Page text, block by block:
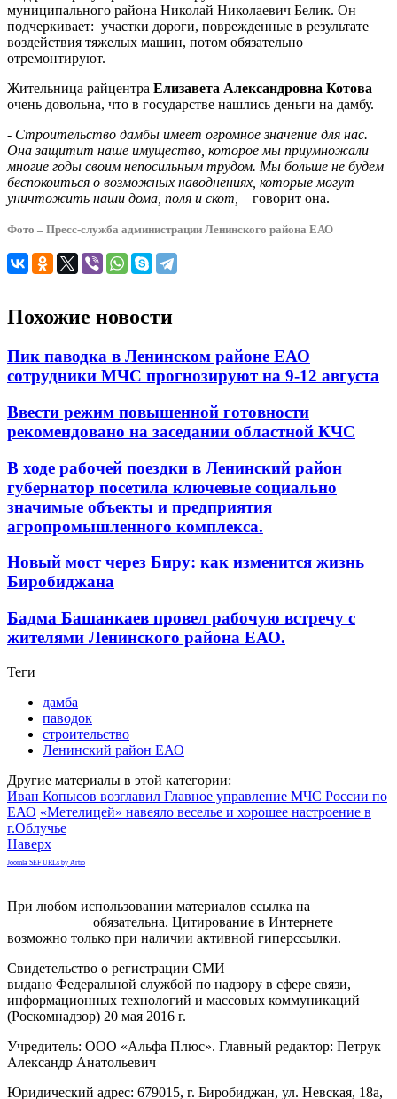
муниципального района Николай Николаевич Белик. Он
подчеркивает: участки дороги, поврежденные в результате
воздействия тяжелых машин, потом обязательно
отремонтируют.
Жительница райцентра Елизавета Александровна Котова
очень довольна, что в государстве нашлись деньги на дамбу.
- Строительство дамбы имеет огромное значение для нас.
Она защитит наше имущество, которое мы приумножали
многие годы своим непосильным трудом. Мы больше не будем
беспокоиться о возможных наводнениях, которые могут
уничтожить наши дома, поля и скот, – говорит она.
Фото – Пресс-служба администрации Ленинского района ЕАО
Похожие новости
Пик паводка в Ленинском районе ЕАО
сотрудники МЧС прогнозируют на 9-12 августа
Ввести режим повышенной готовности
рекомендовано на заседании областной КЧС
В ходе рабочей поездки в Ленинский район
губернатор посетила ключевые социально
значимые объекты и предприятия
агропромышленного комплекса.
Новый мост через Биру: как изменится жизнь
Биробиджана
Бадма Башанкаев провел рабочую встречу с
жителями Ленинского района ЕАО.
Теги
дамба
паводок
строительство
Ленинский район ЕАО
Другие материалы в этой категории:
Иван Копысов возглавил Главное управление МЧС России по
ЕАО «Метелицей» навеяло веселье и хорошее настроение в
г.Облучье
Наверх
Joomla SEF URLs by Artio
При любом использовании материалов ссылка на
обязательна. Цитирование в Интернете
возможно только при наличии активной гиперссылки.
Свидетельство о регистрации СМИ
выдано Федеральной службой по надзору в сфере связи,
информационных технологий и массовых коммуникаций
(Роскомнадзор) 20 мая 2016 г.
Учредитель: ООО «Альфа Плюс». Главный редактор: Петрук
Александр Анатольевич
Юридический адрес: 679015, г. Биробиджан, ул. Невская, 18а,